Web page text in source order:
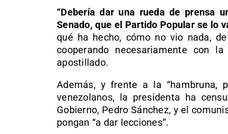
“Debería dar una rueda de prensa
Senado, que el Partido Popular se lo
qué ha hecho, cómo no vio nada,
cooperando necesariamente con
apostillado.
Además, y frente a la “hambruna,
venezolanos, la presidenta ha
Gobierno, Pedro Sánchez, y el
pongan “a dar lecciones”.